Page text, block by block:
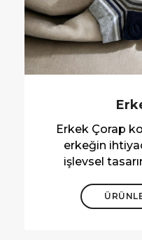
Erkek Çorap
erkeğin
işlevsel